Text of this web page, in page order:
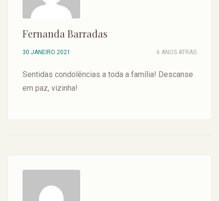
Fernanda Barradas
30 JANEIRO 2021 6 ANOS ATRAS
Sentidas condolências a toda a família! Descanse
em paz, vizinha!